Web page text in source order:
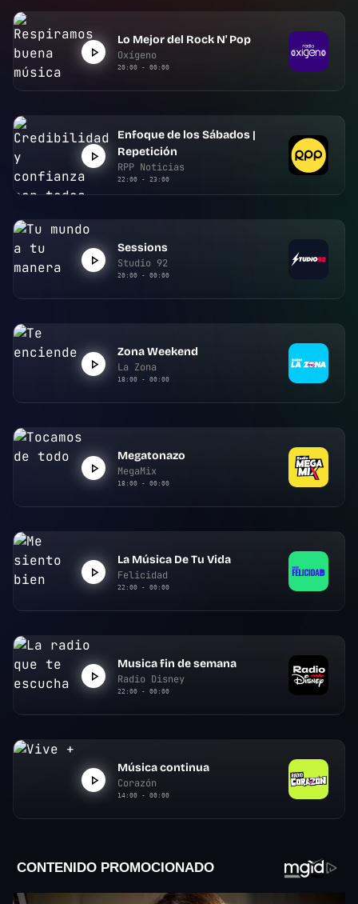
Lo Mejor del Rock N' Pop
Oxígeno
20:00 - 00:00
Enfoque de los Sábados |
Repetición
RPP Noticias
22:00 - 23:00
Sessions
Studio 92
20:00 - 00:00
Zona Weekend
La Zona
18:00 - 00:00
Megatonazo
MegaMix
18:00 - 00:00
La Música De Tu Vida
Felicidad
22:00 - 00:00
Musica fin de semana
Radio Disney
22:00 - 00:00
Música continua
Corazón
14:00 - 00:00